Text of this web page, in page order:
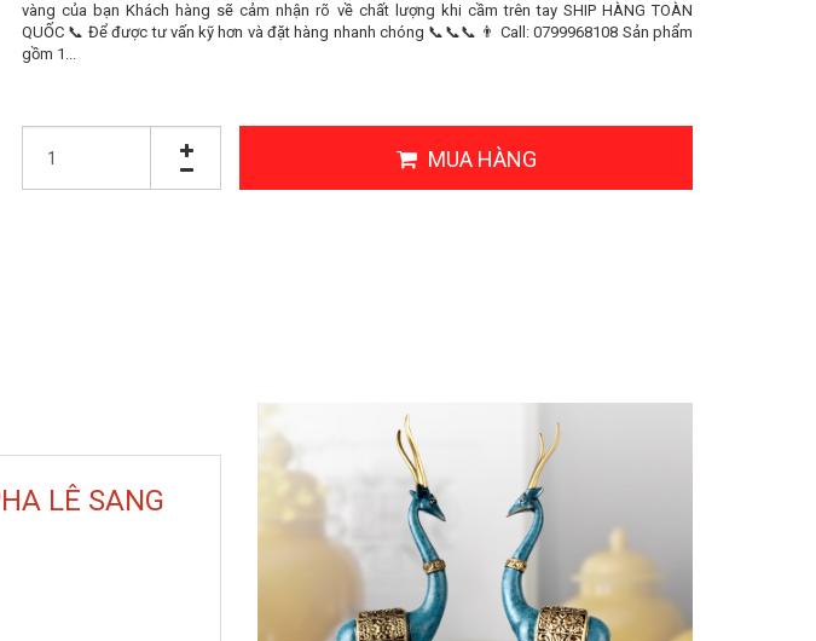
vàng của bạn Khách hàng sẽ cảm nhận rõ về chất lượng khi cầm trên tay SHIP HÀNG TOÀN
QUỐC 📞 Để được tư vấn kỹ hơn và đặt hàng nhanh chóng 📞📞📞 👨 Call: 0799968108 Sản phẩm
gồm 1...
MUA HÀNG
LÊ SANG